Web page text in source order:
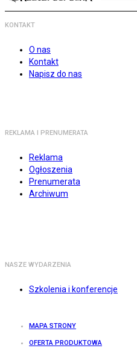
KONTAKT
O nas
Kontakt
Napisz do nas
REKLAMA I PRENUMERATA
Reklama
Ogłoszenia
Prenumerata
Archiwum
NASZE WYDARZENIA
Szkolenia i konferencje
MAPA STRONY
OFERTA PRODUKTOWA